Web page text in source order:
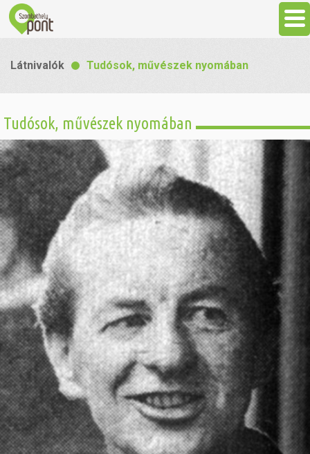
Látnivalók
Gasztronómia
Szállás
Sport
Szabadidő
Hasznos
Látnivalók Tudósok, művészek nyomában
Tudósok, művészek nyomában